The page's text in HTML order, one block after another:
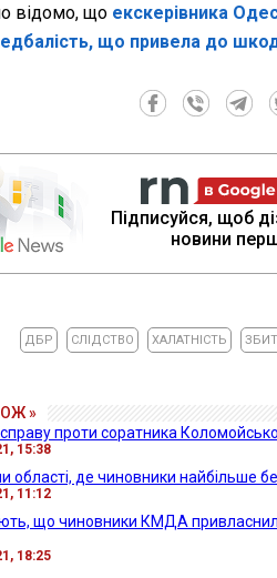
відомо, що екскерівника
що привела до
Підписуйся, щоб
новини
ДБР СЛІДСТВО ХАЛАТНІСТЬ
»
проти соратника
15:38
області, де чиновники найбільше
11:12
що чиновники КМДА привласнили
18:25